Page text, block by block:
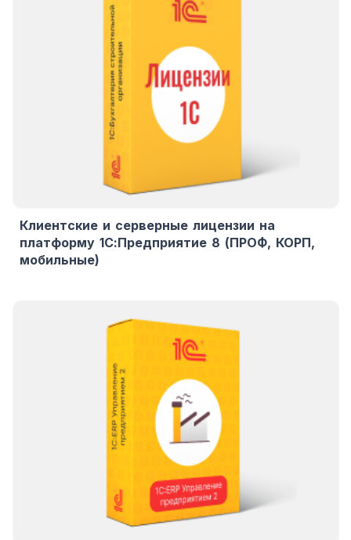
Клиентские и серверные лицензии на
платформу 1С:Предприятие 8 (ПРОФ, КОРП,
мобильные)